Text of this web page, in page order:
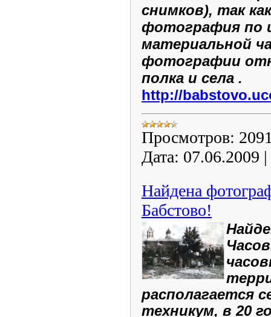
снимков), так
фотография по
материальной
фотографии
полка и села .
http://
Просмотров:
Дата: 07.06.2009 |
Найдена
Бабстово!
располагается
техникум, в 20